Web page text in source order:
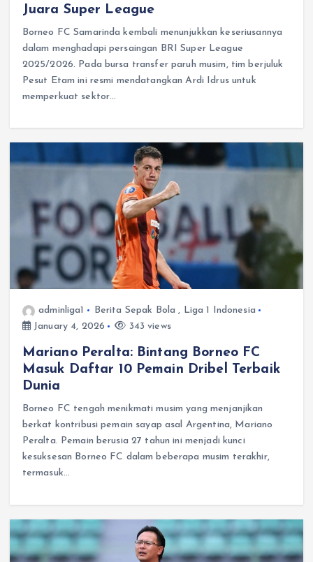
Juara Super League
Borneo FC Samarinda kembali menunjukkan keseriusannya
dalam menghadapi persaingan BRI Super League
2025/2026. Pada bursa transfer paruh musim, tim berjuluk
Pesut Etam ini resmi mendatangkan Ardi Idrus untuk
memperkuat sektor…
adminliga1 Berita Sepak Bola , Liga 1 Indonesia
January 4, 2026
343 views
Mariano Peralta: Bintang Borneo FC
Masuk Daftar 10 Pemain Dribel Terbaik
Dunia
Borneo FC tengah menikmati musim yang menjanjikan
berkat kontribusi pemain sayap asal Argentina, Mariano
Peralta. Pemain berusia 27 tahun ini menjadi kunci
kesuksesan Borneo FC dalam beberapa musim terakhir,
termasuk…